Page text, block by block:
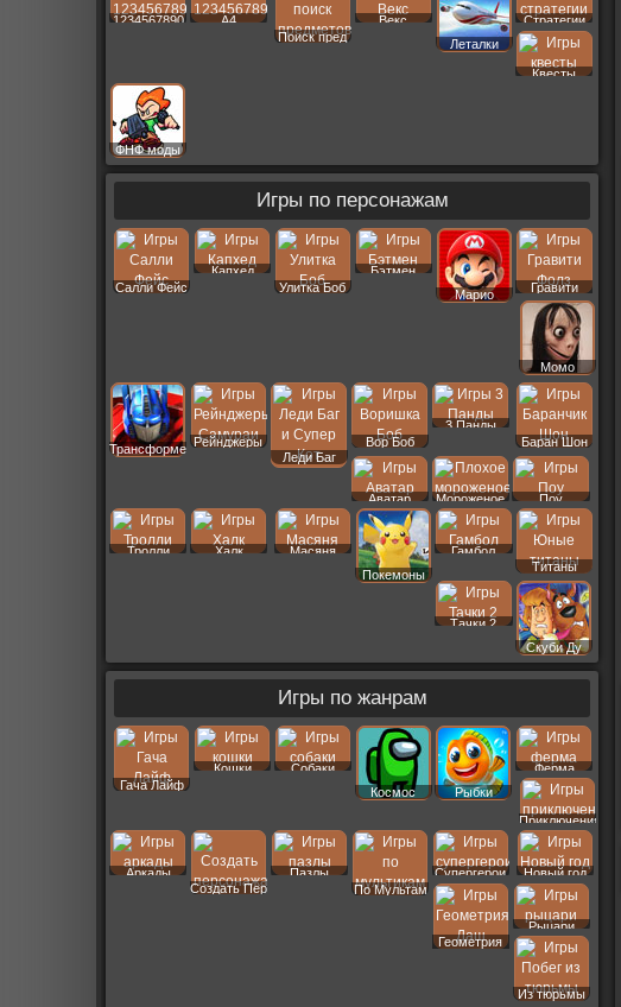
1234567890
A4
Поиск пред
Векс
Леталки
Стратегии
Квесты
ФНФ моды
Игры по персонажам
Салли Фейс
Капхед
Улитка Боб
Бэтмен
Марио
Гравити
Фолз
Момо
Трансформеры
Рейнджеры
Леди Баг
Вор Боб
3 Панды
Баран Шон
Аватар Мороженое Поу
Тролли Халк
Масяня
Покемоны
Гамбол
Титаны
Тачки 2
Скуби Ду
Игры по жанрам
Гача Лайф
Кошки
Собаки
Космос
Рыбки
Ферма
Приключения
Аркады
Создать Пер
Пазлы
По Мультам
Супергерои Новый год
Геометрия
Рыцари
Из тюрьмы